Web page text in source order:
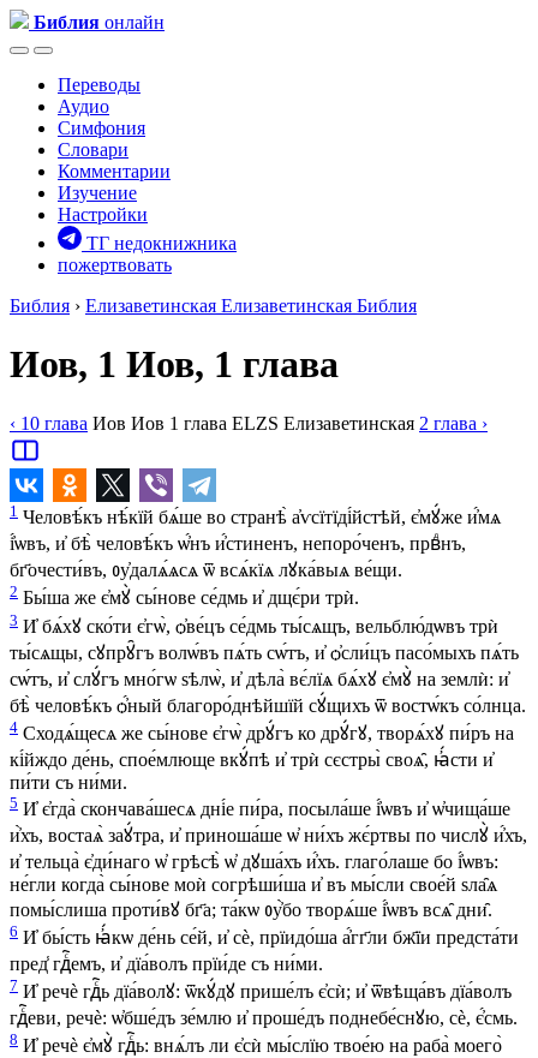
Библия онлайн
Переводы
Аудио
Симфония
Словари
Комментарии
Изучение
Настройки
ТГ недокнижника
пожертвовать
Библия › Елизаветинская Елизаветинская Библия
Иов, 1 Иов, 1 глава
‹ 10 глава Иов Иов 1 глава ELZS Елизаветинская 2 глава ›
1 Человѣ́къ нѣ́кїй бѧ́ше во странѣ̀ а҆ѵсїтїді́йстѣй, є҆мꙋ́же и҆́мѧ
і҆́ѡвъ, и҆ бѣ̀ человѣ́къ ѡ҆́нъ и҆́стиненъ, непоро́ченъ, првⷣнъ,
бг҃очести́въ, ᲂу҆далѧ́ѧсѧ ѿ всѧ́кїѧ лꙋка́выѧ ве́щи.
2 Бы́ша же є҆мꙋ̀ сы́нове се́дмь и҆ дщє́ри трѝ.
3 И҆ бѧ́хꙋ ско́ти є҆гѡ̀, ѻ҆ве́цъ се́дмь ты́сѧщъ, вельблю́дѡвъ трѝ
ты́сѧщы, сꙋпрꙋ̑гъ волѡ́въ пѧ́ть сѡ́тъ, и҆ ѻ҆сли́цъ пасо́мыхъ пѧ́ть
сѡ́тъ, и҆ слꙋ́гъ мно́гѡ ѕѣлѡ̀, и҆ дѣла̀ вє́лїѧ бѧ́хꙋ є҆мꙋ̀ на землѝ: и҆
бѣ̀ человѣ́къ ѻ҆́ный благоро́днѣйшїй сꙋ́щихъ ѿ востѡ́къ со́лнца.
4 Сходѧ́щесѧ же сы́нове є҆гѡ̀ дрꙋ́гъ ко дрꙋ́гꙋ, творѧ́хꙋ пи́ръ на
кі́йждо де́нь, спое́млюще вкꙋ́пѣ и҆ трѝ сєстры̀ своѧ̑, ꙗ҆́сти и҆
пи́ти съ ни́ми.
5 И҆ є҆гда̀ скончава́шесѧ дні́е пи́ра, посыла́ше і҆́ѡвъ и҆ ѡ҆чища́ше
и҆̀хъ, востаѧ̀ заꙋ́тра, и҆ приноша́ше ѡ҆ ни́хъ жє́ртвы по числꙋ̀ и҆́хъ,
и҆ тельца̀ є҆ди́наго ѡ҆ грѣсѣ̀ ѡ҆ дꙋша́хъ и҆́хъ. глаго́лаше бо і҆́ѡвъ:
не́гли когда̀ сы́нове моѝ согрѣши́ша и҆ въ мы́сли свое́й ѕла̑ѧ
помы́слиша проти́вꙋ бг҃а; та́кѡ ᲂу҆̀бо творѧ́ше і҆́ѡвъ всѧ̑ дни̑.
6 И҆ бы́сть ꙗ҆́кѡ де́нь се́й, и҆ сѐ, прїидо́ша а҆́гг҃ли бж҃їи предста́ти
пред̾ гдⷭ҇емъ, и҆ дїа́волъ прїи́де съ ни́ми.
7 И҆ речѐ гдⷭ҇ь дїа́волꙋ: ѿкꙋ́дꙋ прише́лъ є҆сѝ; и҆ ѿвѣща́въ дїа́волъ
гдⷭ҇еви, речѐ: ѡ҆бше́дъ зе́млю и҆ проше́дъ поднебе́снꙋю, сѐ, є҆́смь.
8 И҆ речѐ є҆мꙋ̀ гдⷭ҇ь: внѧ́лъ ли є҆сѝ мы́слїю твое́ю на раба̀ моего̀